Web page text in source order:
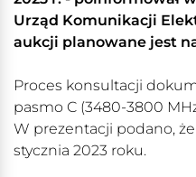
Urząd Komunikacji
aukcji planowane jest
Proces konsultacji
pasmo C (3480-3800
W prezentacji podano,
stycznia 2023 roku.